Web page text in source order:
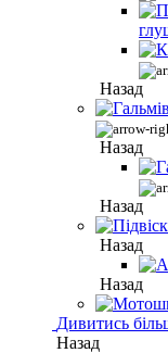
Назад
Назад
Назад
Назад
Назад
Дивитись
Назад